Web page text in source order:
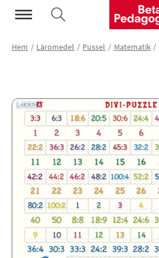
Hem Läromedel Pussel Matematik